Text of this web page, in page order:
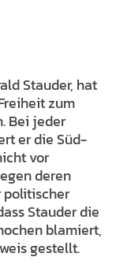
Stauder, hat
zum
Bei jeder
er die Süd-
vor
deren
politischer
Stauder die
blamiert,
gestellt.